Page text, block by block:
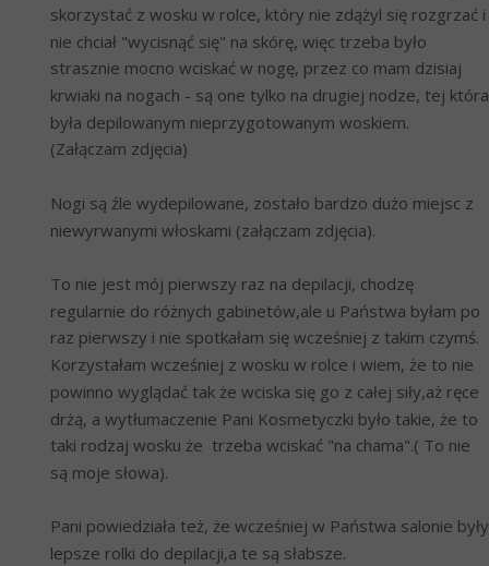
skorzystać z wosku w rolce, który nie zdążyl się rozgrzać i
nie chciał "wycisnąć się" na skórę, więc trzeba było
strasznie mocno wciskać w nogę, przez co mam dzisiaj
krwiaki na nogach - są one tylko na drugiej nodze, tej która
była depilowanym nieprzygotowanym woskiem.
(Załączam zdjęcia)
Nogi są źle wydepilowane, zostało bardzo dużo miejsc z
niewyrwanymi włoskami (załączam zdjęcia).
To nie jest mój pierwszy raz na depilacji, chodzę
regularnie do różnych gabinetów,ale u Państwa byłam po
raz pierwszy i nie spotkałam się wcześniej z takim czymś.
Korzystałam wcześniej z wosku w rolce i wiem, że to nie
powinno wyglądać tak że wciska się go z całej siły,aż ręce
drżą, a wytłumaczenie Pani Kosmetyczki było takie, że to
taki rodzaj wosku że  trzeba wciskać "na chama".( To nie
są moje słowa).
Pani powiedziała też, że wcześniej w Państwa salonie były
lepsze rolki do depilacji,a te są słabsze.